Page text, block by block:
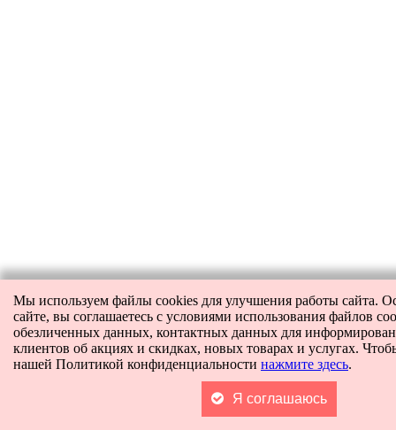
Мы используем файлы cookies для улучшения работы сайта.
сайте, вы соглашаетесь с условиями использования файлов
обезличенных данных, контактных данных для
клиентов об акциях и скидках, новых товарах и услугах.
нашей Политикой конфиденциальности нажмите здесь.
Я соглашаюсь